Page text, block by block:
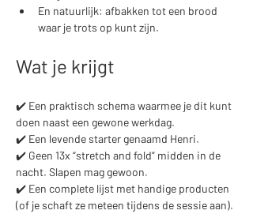
En natuurlijk: afbakken tot een brood
waar je trots op kunt zijn.
Wat je krijgt
✔️ Een praktisch schema waarmee je dit kunt
doen naast een gewone werkdag.
✔️ Een levende starter genaamd Henri.
✔️ Geen 13x “stretch and fold” midden in de
nacht. Slapen mag gewoon.
✔️ Een complete lijst met handige producten
(of je schaft ze meteen tijdens de sessie aan).